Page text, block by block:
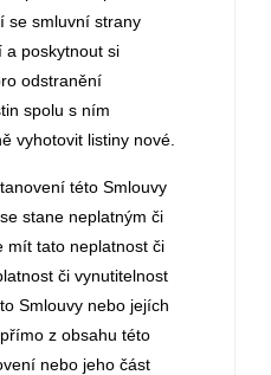
se smluvní strany
a poskytnout si
odstranění
spolu s ním
vyhotovit listiny nové.
této Smlouvy
stane neplatným či
mít tato neplatnost či
či vynutitelnost
Smlouvy nebo jejích
z obsahu této
nebo jeho část